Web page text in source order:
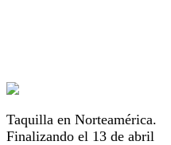
Taquilla en Norteamérica.
Finalizando el 13 de abril